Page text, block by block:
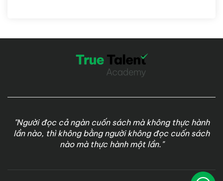
"Người đọc cả ngàn cuốn sách mà không thực hành
lần nào, thì không bằng người không đọc cuốn sách
nào mà thực hành một lần."